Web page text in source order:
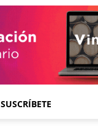
SUSCRÍBETE